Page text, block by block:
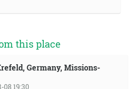
this place
Germany, Missions-
08 19:30